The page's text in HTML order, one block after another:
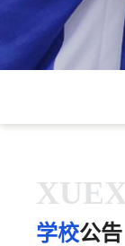
学校公告